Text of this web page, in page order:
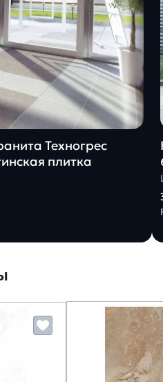
Техногрес
плитка